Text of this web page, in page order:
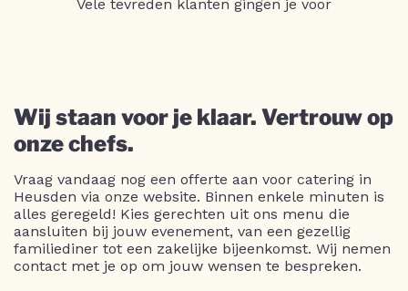
Vele tevreden klanten gingen je voor
Wij staan voor je klaar. Vertrouw op
onze chefs.
Vraag vandaag nog een offerte aan voor catering in
Heusden via onze website. Binnen enkele minuten is
alles geregeld! Kies gerechten uit ons menu die
aansluiten bij jouw evenement, van een gezellig
familiediner tot een zakelijke bijeenkomst. Wij nemen
contact met je op om jouw wensen te bespreken.